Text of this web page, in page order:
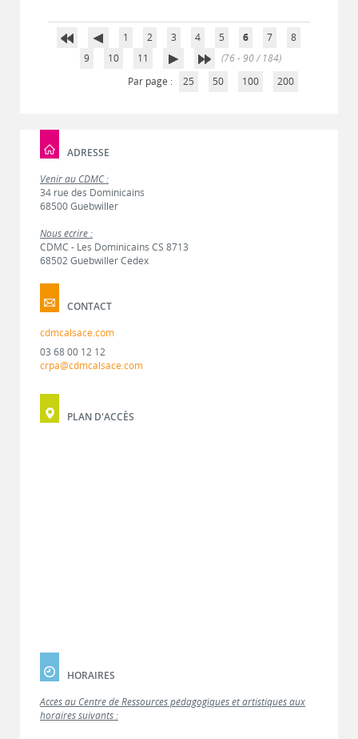
1 2 3 4 5 6 7
8
9
10 11
(76 - 90 / 184)
Par page :
25 50 100 200
ADRESSE
Venir au CDMC :
34 rue des Dominicains
68500 Guebwiller
Nous écrire :
CDMC - Les Dominicains CS 8713
68502 Guebwiller Cedex
CONTACT
cdmcalsace.com
03 68 00 12 12
crpa@cdmcalsace.com
PLAN D'ACCÈS
HORAIRES
Accès au Centre de Ressources pédagogiques et artistiques aux
horaires suivants :